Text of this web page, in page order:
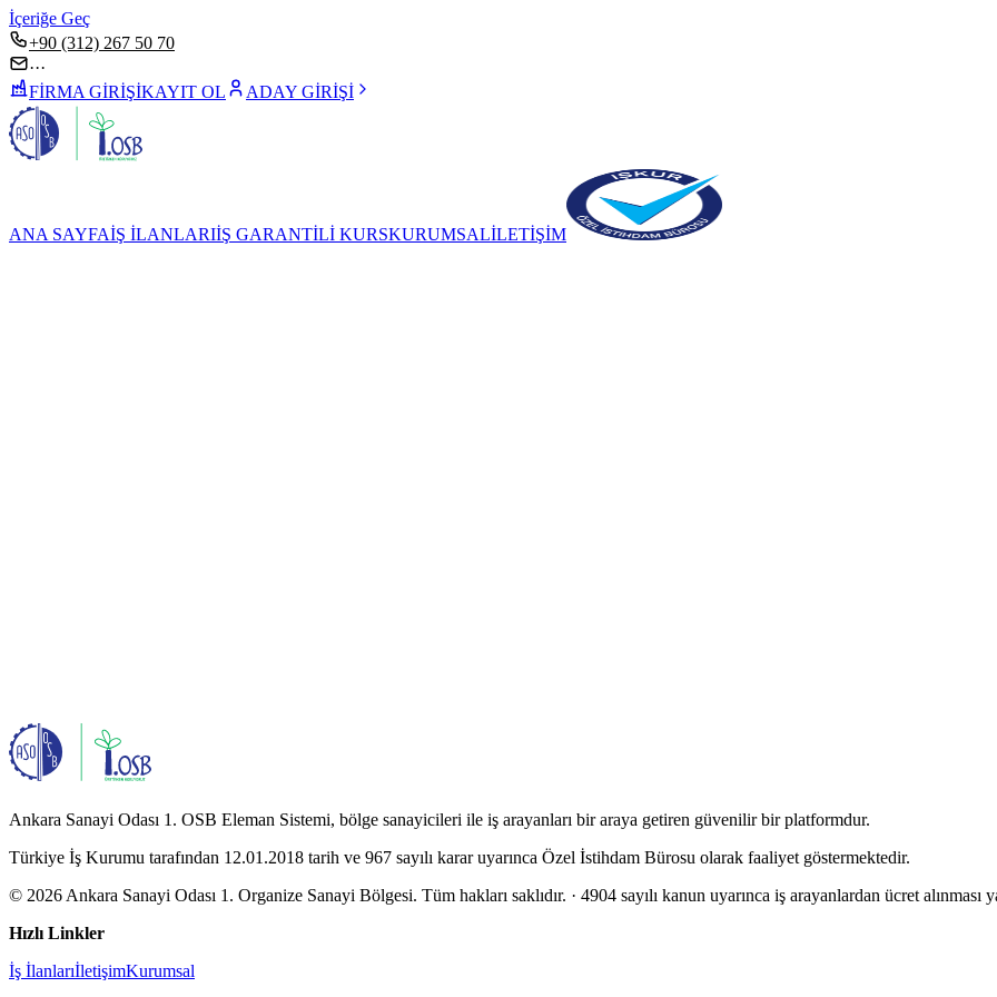
İçeriğe Geç
+90 (312) 267 50 70
···
FİRMA GİRİŞİKAYIT OL ADAY GİRİŞİ
ANA SAYFAİŞ İLANLARIİŞ GARANTİLİ KURSKURUMSALİLETİŞİM
Ankara Sanayi Odası 1. OSB Eleman Sistemi, bölge sanayicileri ile iş arayanları bir araya getiren güvenilir bir platformdur.
Türkiye İş Kurumu tarafından 12.01.2018 tarih ve 967 sayılı karar uyarınca Özel İstihdam Bürosu olarak faaliyet göstermektedir.
© 2026 Ankara Sanayi Odası 1. Organize Sanayi Bölgesi. Tüm hakları saklıdır. · 4904 sayılı kanun uyarınca iş arayanlardan ücret alınması
Hızlı Linkler
İş İlanlarıİletişimKurumsal